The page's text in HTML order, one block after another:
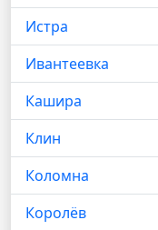
Истра
Ивантеевка
Кашира
Клин
Коломна
Королёв